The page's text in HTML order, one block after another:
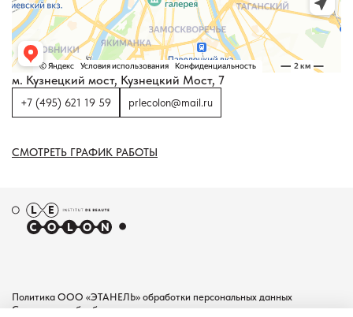
м. Кузнецкий мост, Кузнецкий Мост, 7
+7 (495) 621 19 59 prlecolon@mail.ru
СМОТРЕТЬ ГРАФИК РАБОТЫ
Политика ООО «ЭТАНЕЛЬ» обработки персональных данных
Согласие на обработку персональных данных